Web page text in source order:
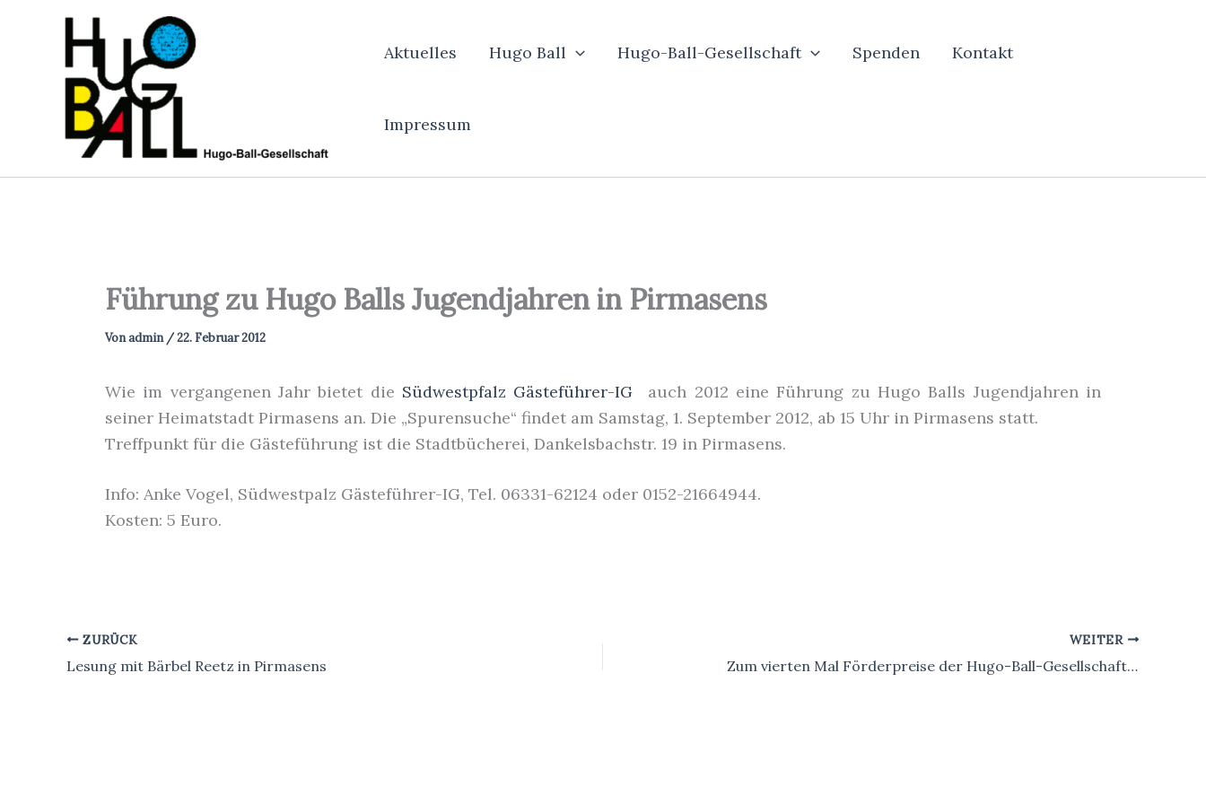
springen
Aktuelles Hugo Ball Hugo-Ball-Gesellschaft Spenden Kontakt
Impressum
Führung zu Hugo Balls Jugendjahren in Pirmasens
Vonadmin /22. Februar 2012
Wie im vergangenen Jahr bietet die Südwestpfalz Gästeführer-IG auch 2012 eine Führung zu Hugo Balls Jugendjahren in
seiner Heimatstadt Pirmasens an. Die „Spurensuche“ findet am Samstag, 1. September 2012, ab 15 Uhr in Pirmasens statt.
Treffpunkt für die Gästeführung ist die Stadtbücherei, Dankelsbachstr. 19 in Pirmasens.
Info: Anke Vogel, Südwestpalz Gästeführer-IG, Tel. 06331-62124 oder 0152-21664944.
Kosten: 5 Euro.
ZURÜCK
Lesung mit Bärbel Reetz in Pirmasens
WEITER
Zum vierten Mal Förderpreise der Hugo-Ball-Gesellschaft vergeben